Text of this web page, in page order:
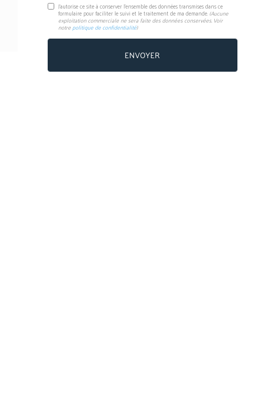
J'autorise ce site à conserver l'ensemble des données transmises dans ce
formulaire pour faciliter le suivi et le traitement de ma demande. (Aucune
exploitation commerciale ne sera faite des données conservées. Voir
notre politique de confidentialité)